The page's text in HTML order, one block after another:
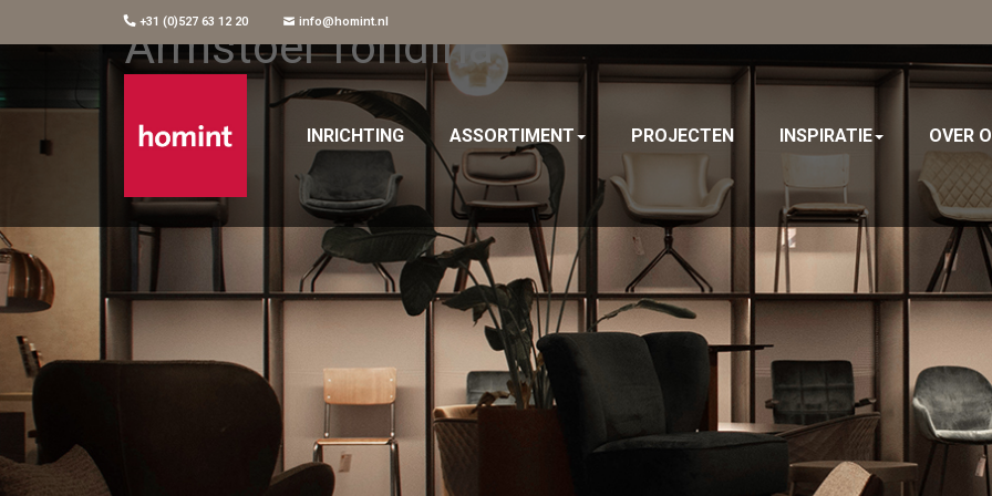
+31 (0)527 63 12 20 info@homint.nl
INRICHTING ASSORTIMENT PROJECTEN INSPIRATIE OVER
Armstoel Tondina